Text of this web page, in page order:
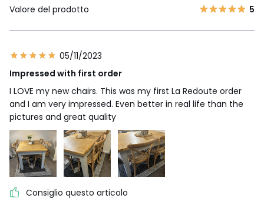
Valore del prodotto 5
05/11/2023
Impressed with first order
I LOVE my new chairs. This was my first La Redoute order
and I am very impressed. Even better in real life than the
pictures and great quality
Consiglio questo articolo